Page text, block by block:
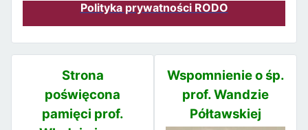
Polityka prywatności RODO
Strona
poświęcona
pamięci prof.
Wspomnienie o śp.
prof. Wandzie
Półtawskiej